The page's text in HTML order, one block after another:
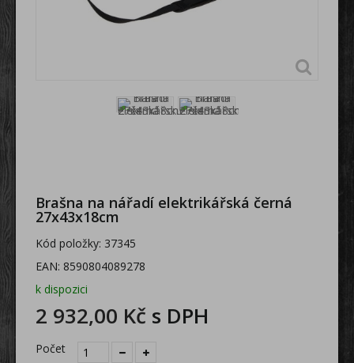
Brašna na nářadí elektrikářská černá
27x43x18cm
Kód položky: 37345
EAN: 8590804089278
k dispozici
2 932,00 Kč s DPH
Počet